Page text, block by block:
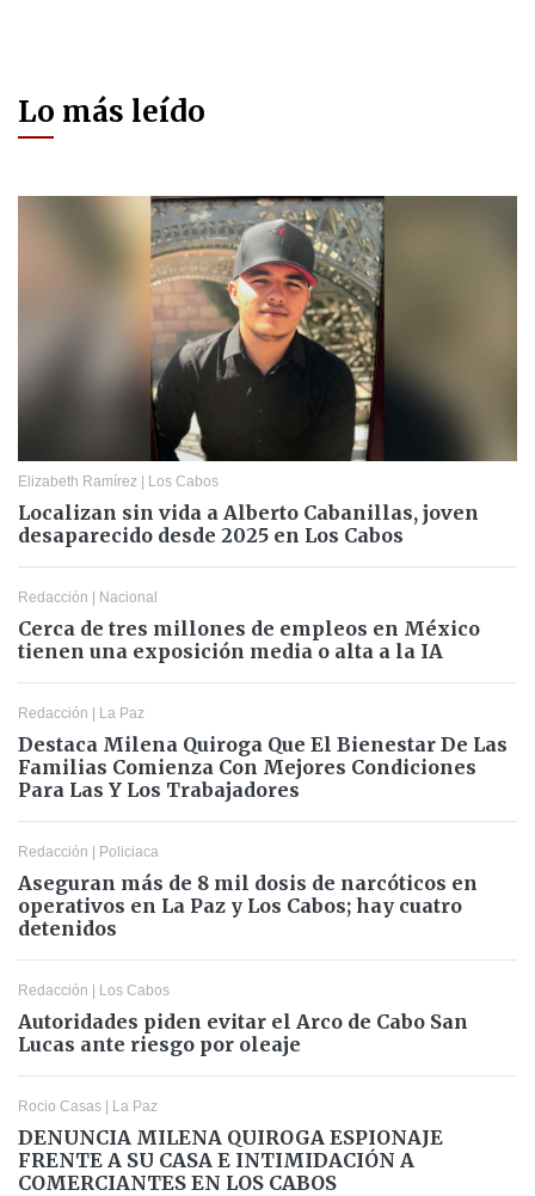
Lo más leído
Elizabeth Ramírez | Los Cabos
Localizan sin vida a Alberto Cabanillas, joven
desaparecido desde 2025 en Los Cabos
Redacción | Nacional
Cerca de tres millones de empleos en México
tienen una exposición media o alta a la IA
Redacción | La Paz
Destaca Milena Quiroga Que El Bienestar De Las
Familias Comienza Con Mejores Condiciones
Para Las Y Los Trabajadores
Redacción | Policiaca
Aseguran más de 8 mil dosis de narcóticos en
operativos en La Paz y Los Cabos; hay cuatro
detenidos
Redacción | Los Cabos
Autoridades piden evitar el Arco de Cabo San
Lucas ante riesgo por oleaje
Rocio Casas | La Paz
DENUNCIA MILENA QUIROGA ESPIONAJE
FRENTE A SU CASA E INTIMIDACIÓN A
COMERCIANTES EN LOS CABOS